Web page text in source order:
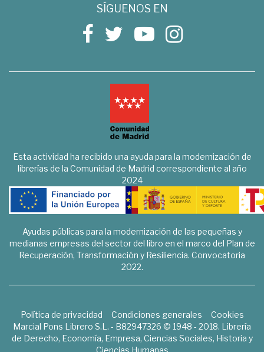
SÍGUENOS EN
Esta actividad ha recibido una ayuda para la modernización de
librerías de la Comunidad de Madrid correspondiente al año
2024
Ayudas públicas para la modernización de las pequeñas y
medianas empresas del sector del libro en el marco del Plan de
Recuperación, Transformación y Resiliencia. Convocatoria
2022.
Política de privacidad Condiciones generales
Cookies
Marcial Pons Librero S.L. - B82947326 © 1948 - 2018. Librería
de Derecho, Economía, Empresa, Ciencias Sociales, Historia y
Ciencias Humanas